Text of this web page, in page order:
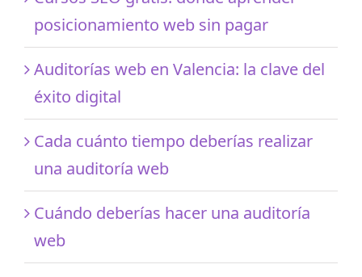
posicionamiento web sin pagar
Auditorías web en Valencia: la clave del
éxito digital
Cada cuánto tiempo deberías realizar
una auditoría web
Cuándo deberías hacer una auditoría
web